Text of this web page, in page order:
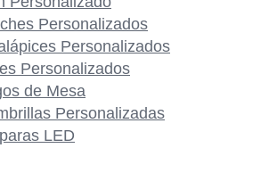
Personalizados
Personalizados
Personalizados
de Mesa
Personalizadas
LED